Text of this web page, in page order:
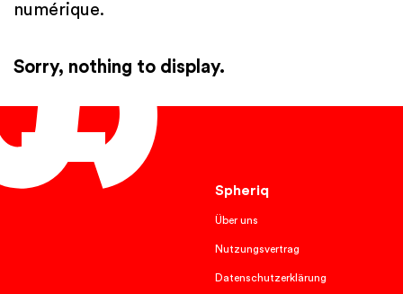
Spheriq AI
numérique.
Sorry, nothing to display.
Spheriq
Über uns
Nutzungsvertrag
Datenschutzerklärung